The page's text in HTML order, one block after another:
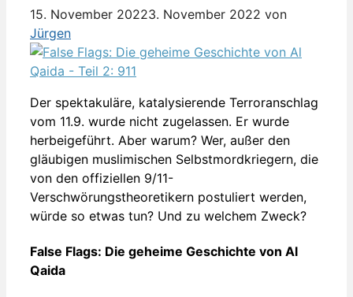
15. November 20223. November 2022 von
Jürgen
Der spektakuläre, katalysierende Terroranschlag
vom 11.9. wurde nicht zugelassen. Er wurde
herbeigeführt. Aber warum? Wer, außer den
gläubigen muslimischen Selbstmordkriegern, die
von den offiziellen 9/11-
Verschwörungstheoretikern postuliert werden,
würde so etwas tun? Und zu welchem Zweck?
False Flags: Die geheime Geschichte von Al
Qaida